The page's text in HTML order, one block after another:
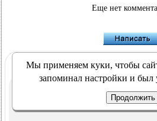
Еще нет
Мы применяем куки, чтобы
запоминал настройки и был
Продолжить